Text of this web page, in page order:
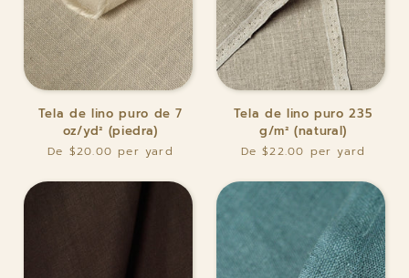
Tela
de
puro
7
Tela de lino puro de 7
oz/yd² (piedra)
De $20.00
Tela
de
puro
g/m²
Tela de lino puro 235
g/m² (natural)
De $22.00